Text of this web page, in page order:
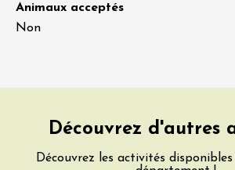
Animaux acceptés
Non
Découvrez d'autres
Découvrez les activités